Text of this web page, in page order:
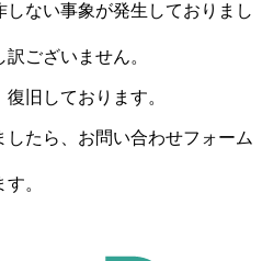
ない事象が発生しておりまし
ございません。
旧しております。
たら、お問い合わせフォーム
。